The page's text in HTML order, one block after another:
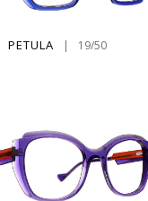
PETULA | 19/50